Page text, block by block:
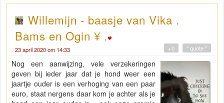
Willemijn - baasje van Vika .
Bams en Ogin ¥ .
23 april 2020 om 14:33 " quote "
+0
Nog een aanwijzing, vele verzekeringen
geven bij ieder jaar dat je hond weer een
jaartje ouder is een verhoging van een paar
euro, staat nergens daar kom je achter als je